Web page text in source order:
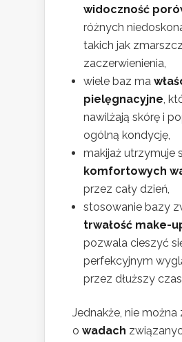
widoczność
różnych
takich jak
zaczerwienienia,
wiele baz ma
pielęgnacyjne,
nawilżają skórę i
ogólną kondycję,
makijaż utrzymuje
komfortowych
przez cały dzień,
stosowanie bazy
trwałość make-
pozwala cieszyć
perfekcyjnym
przez dłuższy
Jednakże, nie
o wadach